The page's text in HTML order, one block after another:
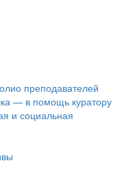
преподавателей
— в помощь куратору
и социальная